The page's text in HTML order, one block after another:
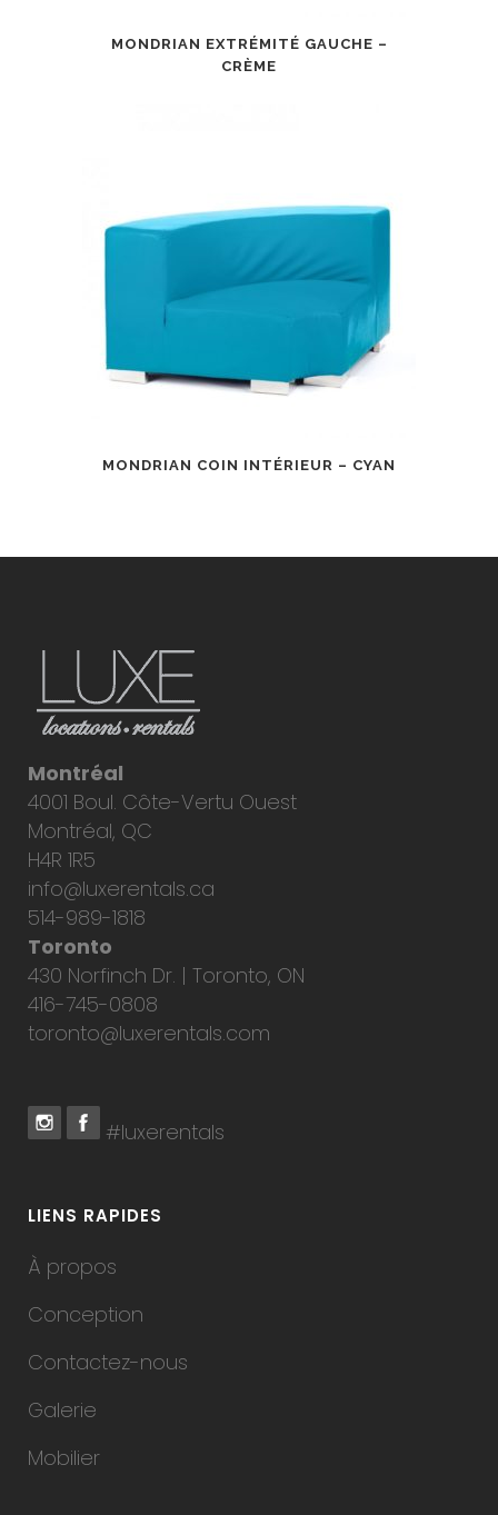
MONDRIAN EXTRÉMITÉ GAUCHE –
CRÈME
MONDRIAN COIN INTÉRIEUR – CYAN
Montréal
4001 Boul. Côte-Vertu Ouest
Montréal, QC
H4R 1R5
info@luxerentals.ca
514-989-1818
Toronto
430 Norfinch Dr. | Toronto, ON
416-745-0808
toronto@luxerentals.com
#luxerentals
LIENS RAPIDES
À propos
Conception
Contactez-nous
Galerie
Mobilier